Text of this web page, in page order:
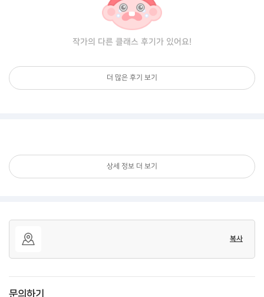
작가의 다른 클래스 후기가 있어요!
더 많은 후기 보기
상세 정보 더 보기
복사
문의하기